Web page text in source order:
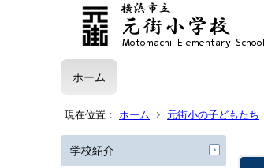
ホーム
現在位置： ホーム 元街小の子どもたち
学校紹介